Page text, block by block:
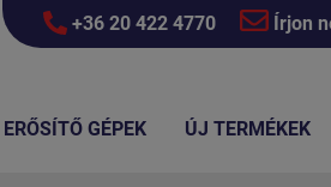
+36 20 422 4770 Írjon
GÉPEK ÚJ TERMÉKEK